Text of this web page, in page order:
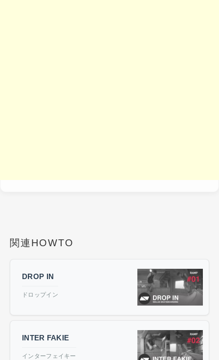
関連HOWTO
DROP IN
ドロップイン
INTER FAKIE
インターフェイキー